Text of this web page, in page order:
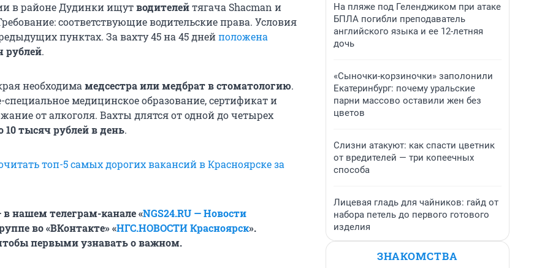
в районе Дудинки ищутводителейтягача Shacman и
соответствующие водительские права. Условия
пунктах. За вахту 45 на 45 днейположена
рублей.
необходима медсестра или медбрат в стоматологию.
специальное медицинское образование, сертификат и
от алкоголя. Вахты длятся от одной до четырех
10 тысяч рублей в день.
топ-5 самых дорогих вакансий в Красноярске за
нашем телеграм-канале «NGS24.RU — Новости
во «ВКонтакте» «НГС.НОВОСТИ Красноярск».
первыми узнавать о важном.
На пляже под Геленджиком при атаке
БПЛА погибли преподаватель
английского языка и ее 12-летняя
дочь
«Сыночки-корзиночки» заполонили
Екатеринбург: почему уральские
парни массово оставили жен без
цветов
Слизни атакуют: как спасти цветник
от вредителей — три копеечных
способа
Лицевая гладь для чайников: гайд от
набора петель до первого готового
изделия
ЗНАКОМСТВА